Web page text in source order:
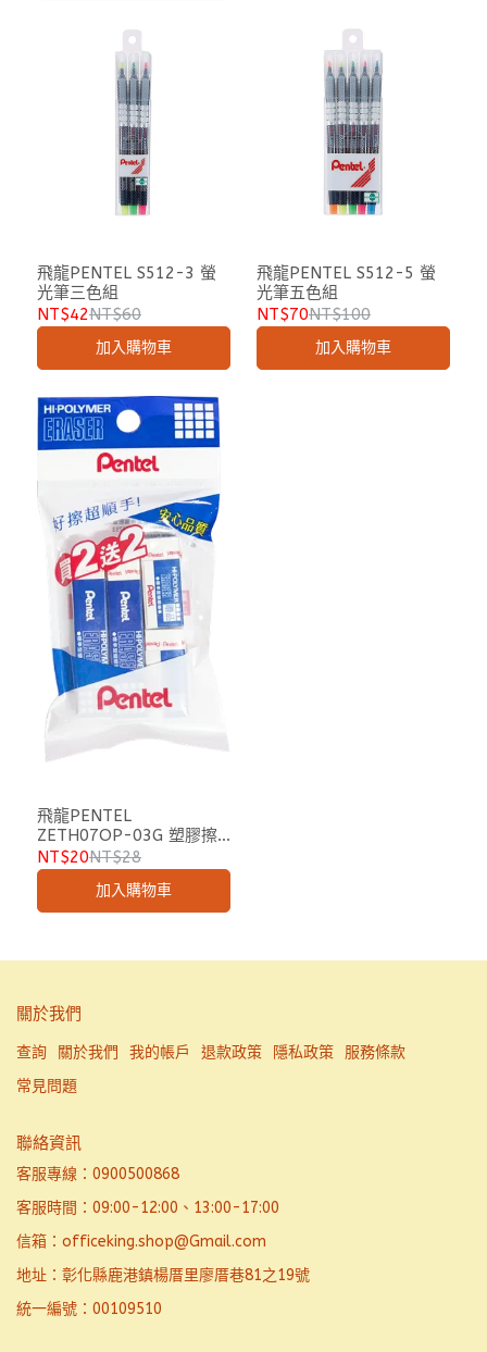
飛龍PENTEL S512-3 螢
光筆三色組
NT$42NT$60
加入購物車
飛龍PENTEL S512-5 螢
光筆五色組
NT$70NT$100
加入購物車
飛龍PENTEL
ZETH07OP-03G 塑膠擦2
送2特惠包
NT$20NT$28
加入購物車
關於我們
查詢 關於我們 我的帳戶 退款政策 隱私政策
服務條款
常見問題
聯絡資訊
客服專線：0900500868
客服時間：09:00-12:00、13:00-17:00
信箱：officeking.shop@Gmail.com
地址：彰化縣鹿港鎮楊厝里廖厝巷81之19號
統一編號：00109510